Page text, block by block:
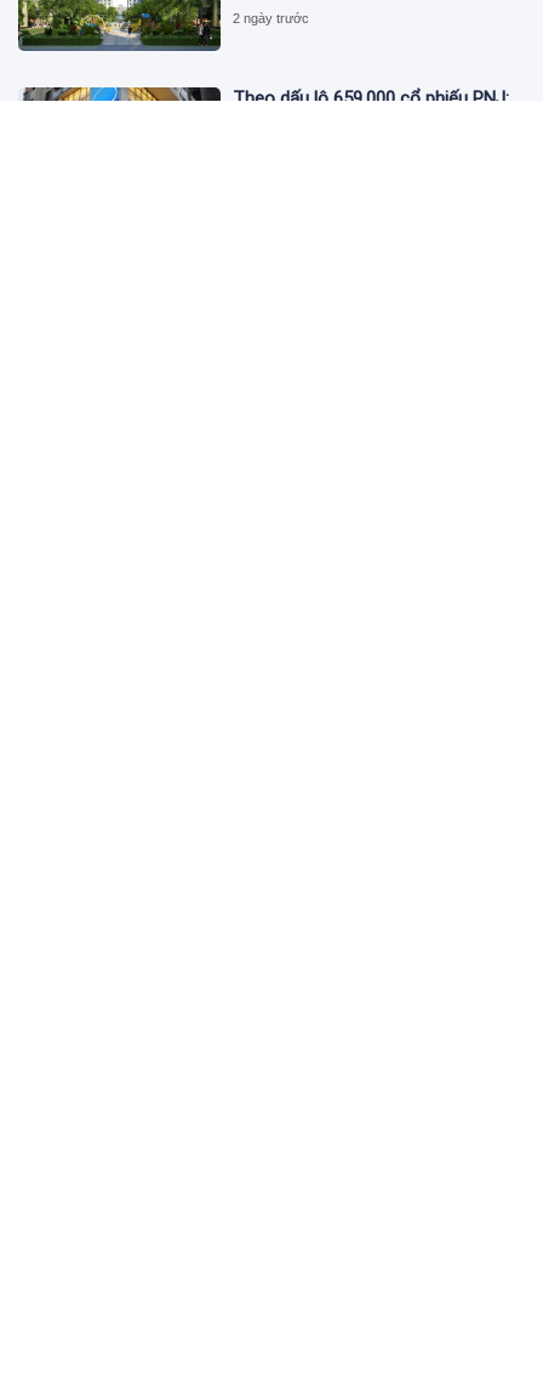
2 ngày trước
Theo dấu lô 659.000 cổ phiếu PNJ: